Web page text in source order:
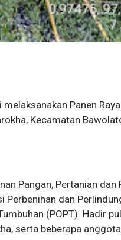
Panen
Kecamatan
Pangan, Pertanian dan
dan
(POPT). Hadir
serta beberapa